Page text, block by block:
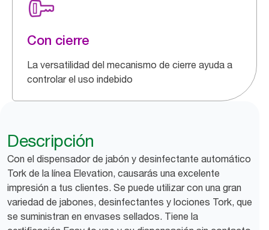
Con cierre
La versatilidad del mecanismo de cierre ayuda a
controlar el uso indebido
Descripción
Con el dispensador de jabón y desinfectante automático
Tork de la línea Elevation, causarás una excelente
impresión a tus clientes. Se puede utilizar con una gran
variedad de jabones, desinfectantes y lociones Tork, que
se suministran en envases sellados. Tiene la